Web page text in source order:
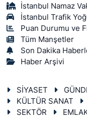
İstanbul Namaz
İstanbul Trafik
Puan Durumu ve
Tüm Manşetler
Son Dakika
Haber Arşivi
SİYASET
KÜLTÜR SANAT
SEKTÖR